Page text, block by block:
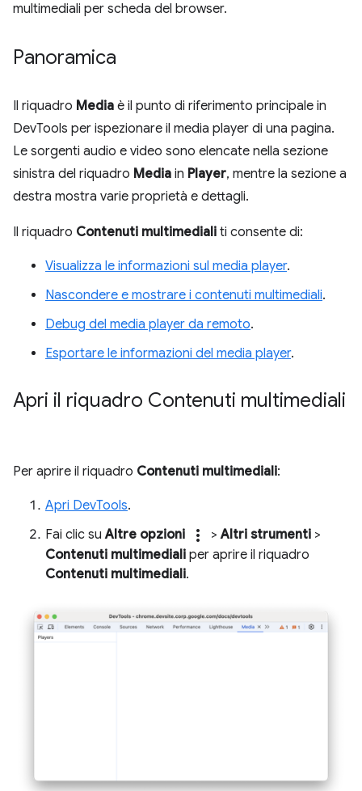
multimediali per scheda del browser.
Panoramica
Il riquadro Media è il punto di riferimento principale in
DevTools per ispezionare il media player di una pagina.
Le sorgenti audio e video sono elencate nella sezione
sinistra del riquadro Media in Player, mentre la sezione a
destra mostra varie proprietà e dettagli.
Il riquadro Contenuti multimediali ti consente di:
Visualizza le informazioni sul media player.
Nascondere e mostrare i contenuti multimediali.
Debug del media player da remoto.
Esportare le informazioni del media player.
Apri il riquadro Contenuti multimediali
Per aprire il riquadro Contenuti multimediali:
Apri DevTools.
Fai clic suAltre opzioni more_vert >Altri strumenti >
Contenuti multimediali per aprire il riquadro
Contenuti multimediali.